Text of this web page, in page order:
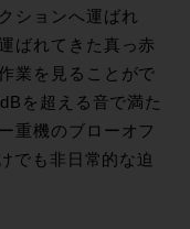
ションへ運ばれ
ばれてきた真っ赤
業を見ることがで
を超える音で満た
重機のブローオフ
でも非日常的な迫